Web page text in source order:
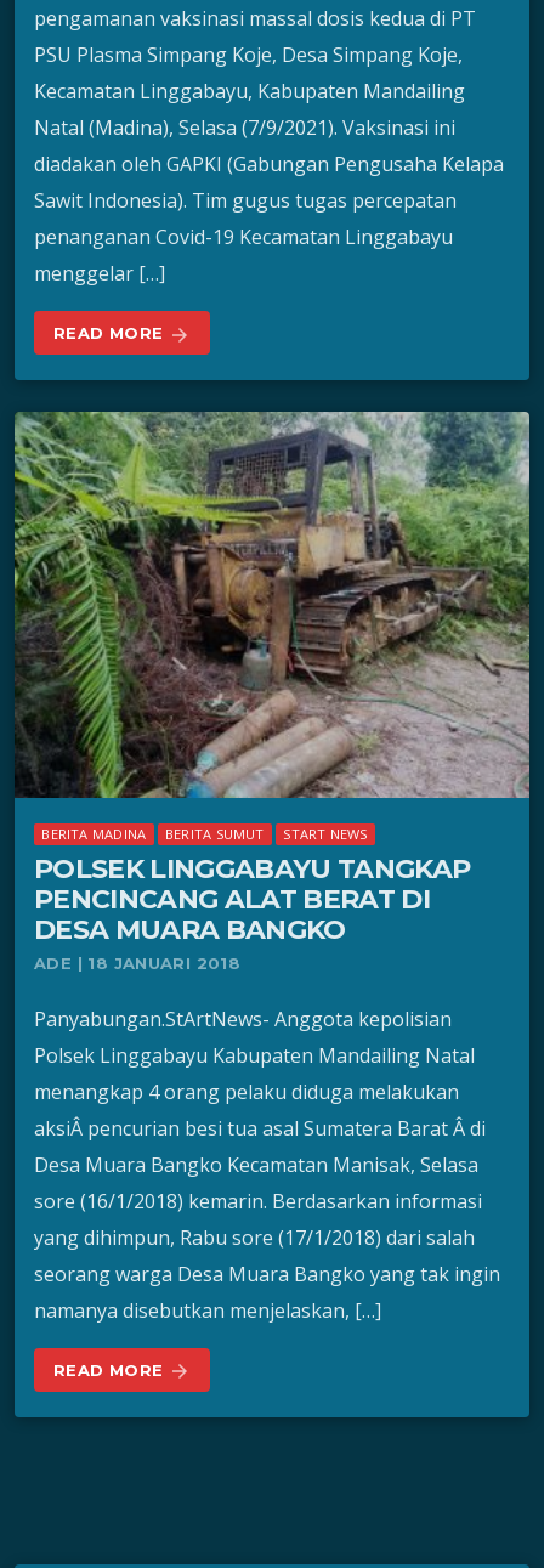
pengamanan vaksinasi massal dosis kedua di PT
PSU Plasma Simpang Koje, Desa Simpang Koje,
Kecamatan Linggabayu, Kabupaten Mandailing
Natal (Madina), Selasa (7/9/2021). Vaksinasi ini
diadakan oleh GAPKI (Gabungan Pengusaha Kelapa
Sawit Indonesia). Tim gugus tugas percepatan
penanganan Covid-19 Kecamatan Linggabayu
menggelar […]
READ MORE arrow_forward
BERITA MADINA BERITA SUMUT START NEWS
POLSEK LINGGABAYU TANGKAP
PENCINCANG ALAT BERAT DI
DESA MUARA BANGKO
ADE | 18 JANUARI 2018
Panyabungan.StArtNews- Anggota kepolisian
Polsek Linggabayu Kabupaten Mandailing Natal
menangkap 4 orang pelaku diduga melakukan
aksiÂ pencurian besi tua asal Sumatera Barat Â di
Desa Muara Bangko Kecamatan Manisak, Selasa
sore (16/1/2018) kemarin. Berdasarkan informasi
yang dihimpun, Rabu sore (17/1/2018) dari salah
seorang warga Desa Muara Bangko yang tak ingin
namanya disebutkan menjelaskan, […]
READ MORE arrow_forward